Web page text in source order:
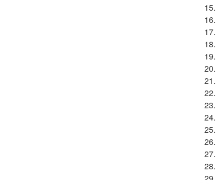
15.
16.
17.
18.
19.
20.
21.
22.
23.
24.
25.
26.
27.
28.